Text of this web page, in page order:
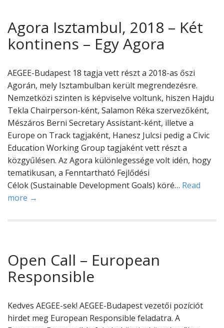
Agora Isztambul, 2018 – Két
kontinens – Egy Agora
AEGEE-Budapest 18 tagja vett részt a 2018-as őszi
Agorán, mely Isztambulban került megrendezésre.
Nemzetközi szinten is képviselve voltunk, hiszen Hajdu
Tekla Chairperson-ként, Salamon Réka szervezőként,
Mészáros Berni Secretary Assistant-ként, illetve a
Europe on Track tagjaként, Hanesz Julcsi pedig a Civic
Education Working Group tagjaként vett részt a
közgyűlésen. Az Agora különlegessége volt idén, hogy
tematikusan, a Fenntartható Fejlődési
Célok (Sustainable Development Goals) köré… Read
more →
Open Call – European
Responsible
Kedves AEGEE-sek! AEGEE-Budapest vezetői pozíciót
hirdet meg European Responsible feladatra. A